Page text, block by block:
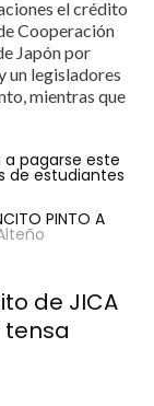
el crédito
Cooperación
Japón por
un legisladores
mientras que
a pagarse este
de estudiantes
PINTO A
de JICA
tensa